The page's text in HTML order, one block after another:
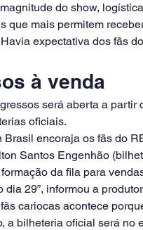
do show,
que mais permitem
expectativa dos fãs
à venda
será aberta a partir
oficiais.
Brasil encoraja os fãs do
Santos Engenhão
da fila para
dia 29”, informou a
cariocas acontece
a bilheteria oficial será no